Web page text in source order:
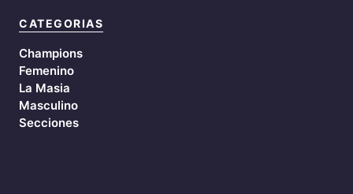
CATEGORIAS
Champions
Femenino
La Masia
Masculino
Secciones